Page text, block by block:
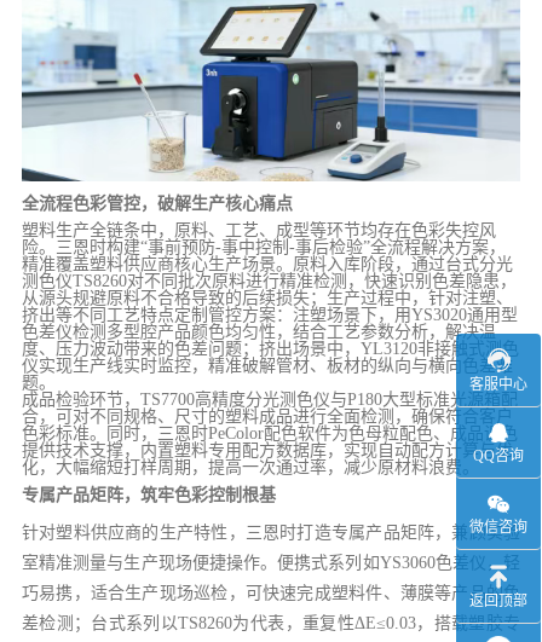
全流程色彩管控，破解生产核心痛点
塑料生产全链条中，原料、工艺、成型等环节均存在色彩失控风
险。三恩时构建“事前预防-事中控制-事后检验”全流程解决方案，
精准覆盖塑料供应商核心生产场景。原料入库阶段，通过台式分光
测色仪TS8260对不同批次原料进行精准检测，快速识别色差隐患，
从源头规避原料不合格导致的后续损失；生产过程中，针对注塑、
挤出等不同工艺特点定制管控方案：注塑场景下，用YS3020通用型
色差仪检测多型腔产品颜色均匀性，结合工艺参数分析，解决温
度、压力波动带来的色差问题；挤出场景中，YL3120非接触式测色
仪实现生产线实时监控，精准破解管材、板材的纵向与横向色差难
题。
成品检验环节，TS7700高精度分光测色仪与P180大型标准光源箱配
合，可对不同规格、尺寸的塑料成品进行全面检测，确保符合客户
色彩标准。同时，三恩时PeColor配色软件为色母粒配色、成品调色
提供技术支撑，内置塑料专用配方数据库，实现自动配方计算与优
化，大幅缩短打样周期，提高一次通过率，减少原材料浪费。
专属产品矩阵，筑牢色彩控制根基
针对塑料供应商的生产特性，三恩时打造专属产品矩阵，兼顾实验
室精准测量与生产现场便捷操作。便携式系列如YS3060色差仪，轻
巧易携，适合生产现场巡检，可快速完成塑料件、薄膜等产品的色
差检测；台式系列以TS8260为代表，重复性ΔE≤0.03，搭载塑胶专
客服中心
QQ咨询
微信咨询
返回顶部